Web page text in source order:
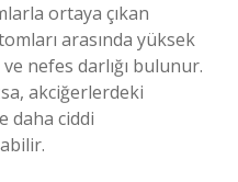
ortaya çıkan
arasında yüksek
nefes darlığı bulunur.
akciğerlerdeki
daha ciddi